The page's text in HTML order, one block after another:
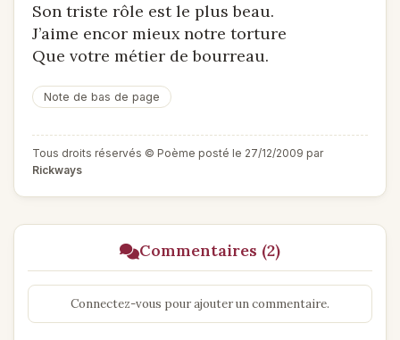
Son triste rôle est le plus beau.
J’aime encor mieux notre torture
Que votre métier de bourreau.
Note de bas de page
Tous droits réservés © Poème posté le 27/12/2009 par
Rickways
Commentaires (2)
Connectez-vous pour ajouter un commentaire.